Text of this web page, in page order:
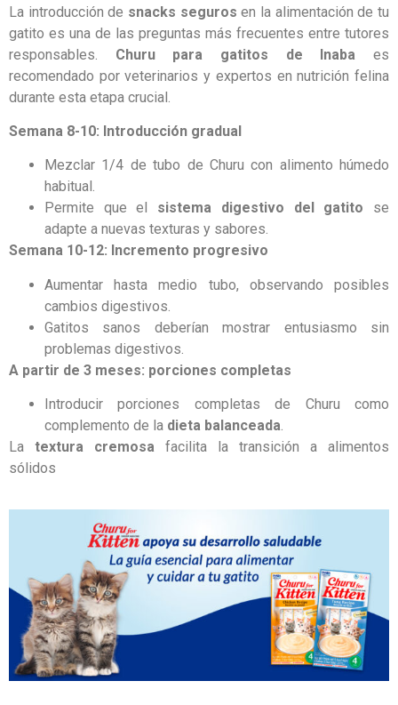
La introducción de snacks seguros en la alimentación de tu
gatito es una de las preguntas más frecuentes entre tutores
responsables. Churu para gatitos de Inaba es
recomendado por veterinarios y expertos en nutrición felina
durante esta etapa crucial.
Semana 8-10: Introducción gradual
Mezclar 1/4 de tubo de Churu con alimento húmedo
habitual.
Permite que el sistema digestivo del gatito se
adapte a nuevas texturas y sabores.
Semana 10-12: Incremento progresivo
Aumentar hasta medio tubo, observando posibles
cambios digestivos.
Gatitos sanos deberían mostrar entusiasmo sin
problemas digestivos.
A partir de 3 meses: porciones completas
Introducir porciones completas de Churu como
complemento de la dieta balanceada.
La textura cremosa facilita la transición a alimentos
sólidos